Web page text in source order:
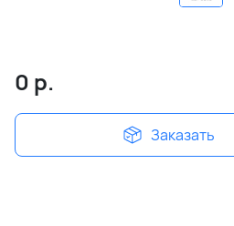
0 р.
Заказать